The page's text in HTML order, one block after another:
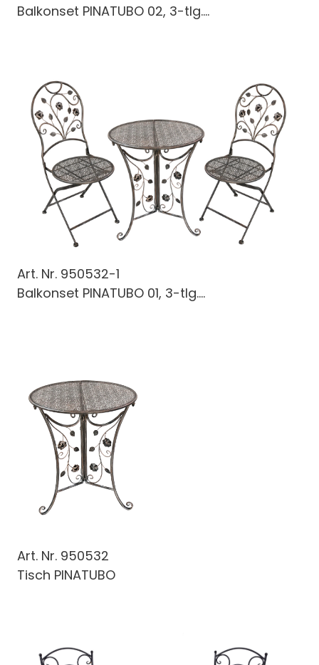
Balkonset PINATUBO 02, 3-tlg....
Art. Nr. 950532-1
Balkonset PINATUBO 01, 3-tlg....
Art. Nr. 950532
Tisch PINATUBO